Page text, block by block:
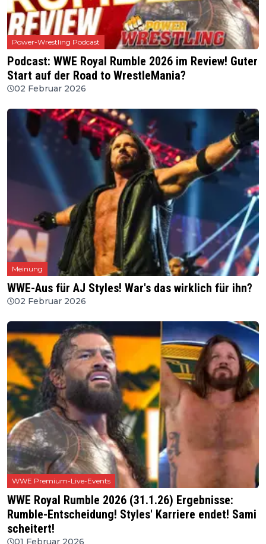
Power-Wrestling Podcast
Podcast: WWE Royal Rumble 2026 im Review! Guter
Start auf der Road to WrestleMania?
02 Februar 2026
Meinung
WWE-Aus für AJ Styles! War's das wirklich für ihn?
02 Februar 2026
WWE Premium-Live-Events
WWE Royal Rumble 2026 (31.1.26) Ergebnisse:
Rumble-Entscheidung! Styles' Karriere endet! Sami
scheitert!
01 Februar 2026